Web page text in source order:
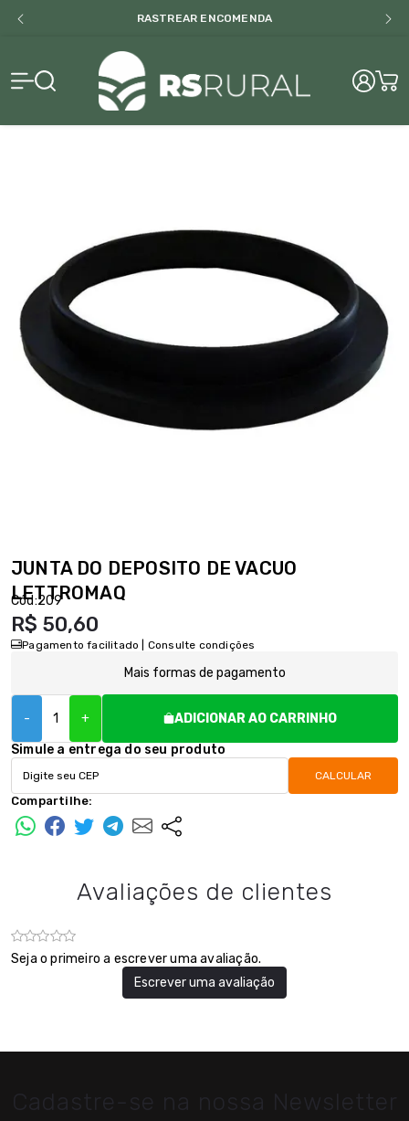
RASTREAR ENCOMENDA
RS Rural
JUNTA DO DEPOSITO DE VACUO
LETTROMAQ
Cód:209
R$ 50,60
Pagamento facilitado | Consulte condições
Mais formas de pagamento
- +
ADICIONAR AO CARRINHO
Simule a entrega do seu produto
CALCULAR
Compartilhe:
Avaliações de clientes
Seja o primeiro a escrever uma avaliação.
Escrever uma avaliação
Cadastre-se na nossa Newsletter